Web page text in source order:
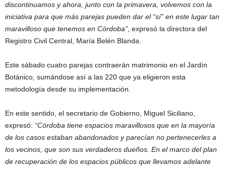
discontinuamos y ahora, junto con la primavera, volvemos con la
iniciativa para que más parejas pueden dar el “sí” en este lugar tan
maravilloso que tenemos en Córdoba” , expresó la directora del
Registro Civil Central, María Belén Blanda.
Este sábado cuatro parejas contraerán matrimonio en el Jardín
Botánico, sumándose así a las 220 que ya eligieron esta
metodología desde su implementación.
En este sentido, el secretario de Gobierno, Miguel Siciliano,
expresó: “Córdoba tiene espacios maravillosos que en la mayoría
de los casos estaban abandonados y parecían no pertenecerles a
los vecinos, que son sus verdaderos dueños. En el marco del plan
de recuperación de los espacios públicos que llevamos adelante